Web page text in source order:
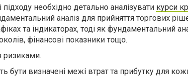
необхідно детально аналізувати курси
аналіз для прийняття торгових
та індикаторах, тоді як фундаментальний
фінансові показники тощо.
ризиками.
бути визначені межі втрат та прибутку для